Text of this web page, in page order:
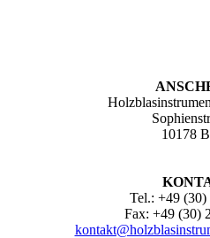
10178
Tel.: +49 (30)
Fax: +49 (30)